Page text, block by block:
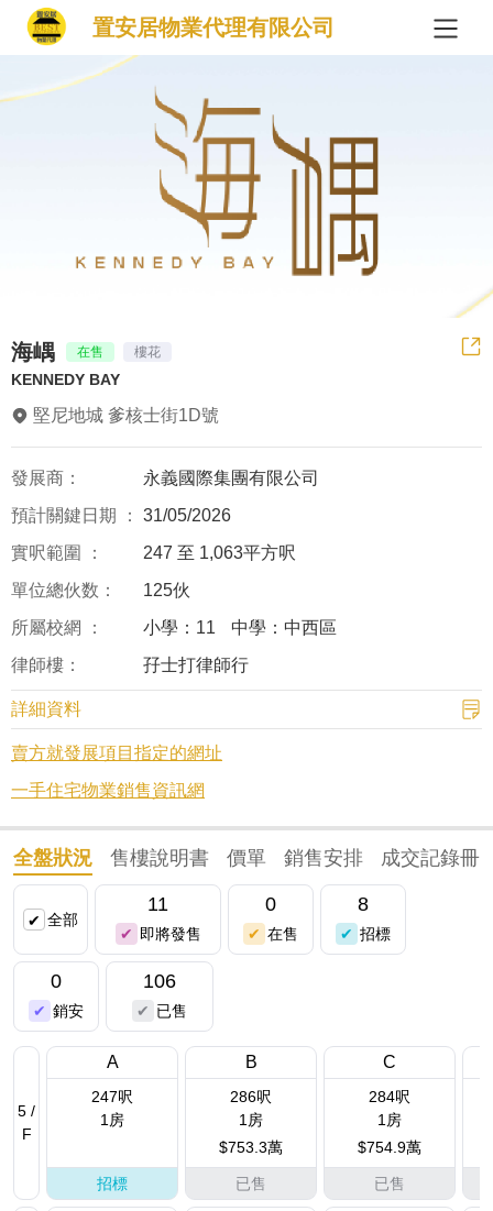
置安居物業代理有限公司
海嵎 在售 樓花
KENNEDY BAY
堅尼地城 爹核士街1D號
預計關鍵日期 ： 31/05/2026
單位總伙数： 125伙
實呎範圍 ： 247 至 1,063平方呎
律師樓： 孖士打律師行
所屬校網 ： 小學：11 中學：中西區
發展商： 永義國際集團有限公司
詳細資料
賣方就發展項目指定的網址
一手住宅物業銷售資訊網
全盤狀況 售樓說明書 價單 銷售安排 成交記錄冊
全部
11
即將發售
0
在售
8
招標
0
銷安
106
已售
5 /
F
A
247呎
1房
招標
B
286呎
1房
$753.3萬
已售
C
284呎
1房
$754.9萬
已售